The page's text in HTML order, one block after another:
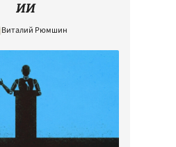
ИИ
Виталий Рюмшин